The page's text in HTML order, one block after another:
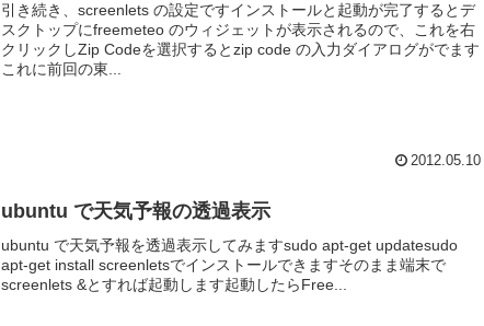
引き続き、screenlets の設定ですインストールと起動が完了するとデ
スクトップにfreemeteo のウィジェットが表示されるので、これを右
クリックしZip Codeを選択するとzip code の入力ダイアログがでます
これに前回の東...
2012.05.10
ubuntu で天気予報の透過表示
ubuntu で天気予報を透過表示してみますsudo apt-get updatesudo
apt-get install screenletsでインストールできますそのまま端末で
screenlets &とすれば起動します起動したらFree...